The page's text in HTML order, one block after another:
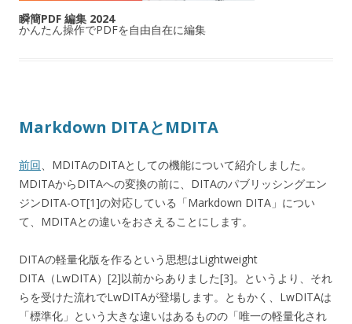
瞬簡PDF 編集 2024
かんたん操作でPDFを自由自在に編集
Markdown DITAとMDITA
前回 、MDITAのDITAとしての機能について紹介しました。
MDITAからDITAへの変換の前に、DITAのパブリッシングエン
ジンDITA-OT[1]の対応している「Markdown DITA」につい
て、MDITAとの違いをおさえることにします。
DITAの軽量化版を作るという思想はLightweight
DITA（LwDITA）[2]以前からありました[3]。というより、それ
らを受けた流れでLwDITAが登場します。ともかく、LwDITAは
「標準化」という大きな違いはあるものの「唯一の軽量化され